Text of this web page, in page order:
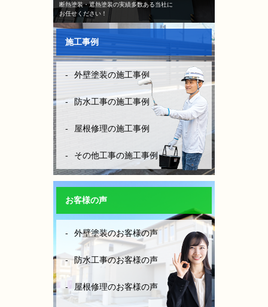
断熱塗装・遮熱塗装の実績多数ある当社に
お任せください！
施工事例
外壁塗装の施工事例
防水工事の施工事例
屋根修理の施工事例
その他工事の施工事例
お客様の声
外壁塗装のお客様の声
防水工事のお客様の声
屋根修理のお客様の声